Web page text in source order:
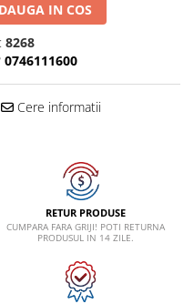
IN COS
8268
0746111600
Cere informatii
RETUR PRODUSE
CUMPARA FARA GRIJI! POTI RETURNA
PRODUSUL IN 14 ZILE.